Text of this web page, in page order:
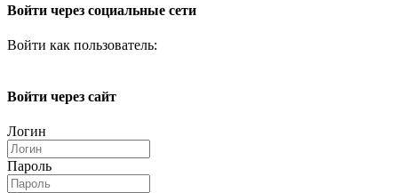
Войти через социальные сети
Войти как пользователь:
Войти через сайт
Логин
Пароль